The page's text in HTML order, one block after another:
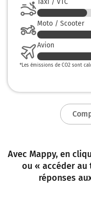
Taxi / VTC
Moto / Scooter
Avion
*Les émissions de CO2 sont
Avec Mappy, en
ou « accéder au
réponses